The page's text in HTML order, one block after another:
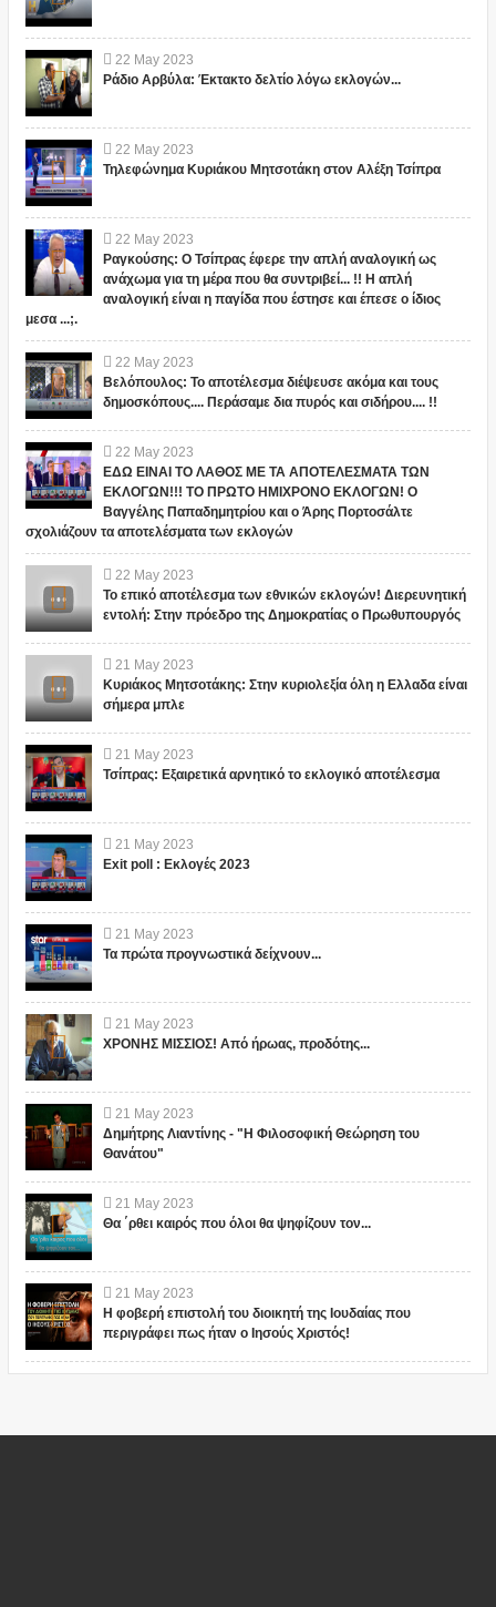
22 May 2023
Ράδιο Αρβύλα: Έκτακτο δελτίο λόγω εκλογών...
22 May 2023
Τηλεφώνημα Κυριάκου Μητσοτάκη στον Αλέξη Τσίπρα
22 May 2023
Ραγκούσης: Ο Τσίπρας έφερε την απλή αναλογική ως
ανάχωμα για τη μέρα που θα συντριβεί... !! Η απλή
αναλογική είναι η παγίδα που έστησε και έπεσε ο ίδιος
μεσα ...;.
22 May 2023
Βελόπουλος: Το αποτέλεσμα διέψευσε ακόμα και τους
δημοσκόπους.... Περάσαμε δια πυρός και σιδήρου.... !!
22 May 2023
ΕΔΩ ΕΙΝΑΙ ΤΟ ΛΑΘΟΣ ΜΕ ΤΑ ΑΠΟΤΕΛΕΣΜΑΤΑ ΤΩΝ
ΕΚΛΟΓΩΝ!!! ΤΟ ΠΡΩΤΟ ΗΜΙΧΡΟΝΟ ΕΚΛΟΓΩΝ! Ο
Βαγγέλης Παπαδημητρίου και ο Άρης Πορτοσάλτε
σχολιάζουν τα αποτελέσματα των εκλογών
22 May 2023
Το επικό αποτέλεσμα των εθνικών εκλογών! Διερευνητική
εντολή: Στην πρόεδρο της Δημοκρατίας ο Πρωθυπουργός
21 May 2023
Κυριάκος Μητσοτάκης: Στην κυριολεξία όλη η Ελλαδα είναι
σήμερα μπλε
21 May 2023
Τσίπρας: Εξαιρετικά αρνητικό το εκλογικό αποτέλεσμα
21 May 2023
Exit poll : Εκλογές 2023
21 May 2023
Τα πρώτα προγνωστικά δείχνουν...
21 May 2023
ΧΡΟΝΗΣ ΜΙΣΣΙΟΣ! Από ήρωας, προδότης...
21 May 2023
Δημήτρης Λιαντίνης - "Η Φιλοσοφική Θεώρηση του
Θανάτου"
21 May 2023
Θα ΄ρθει καιρός που όλοι θα ψηφίζουν τον...
21 May 2023
Η φοβερή επιστολή του διοικητή της Ιουδαίας που
περιγράφει πως ήταν ο Ιησούς Χριστός!